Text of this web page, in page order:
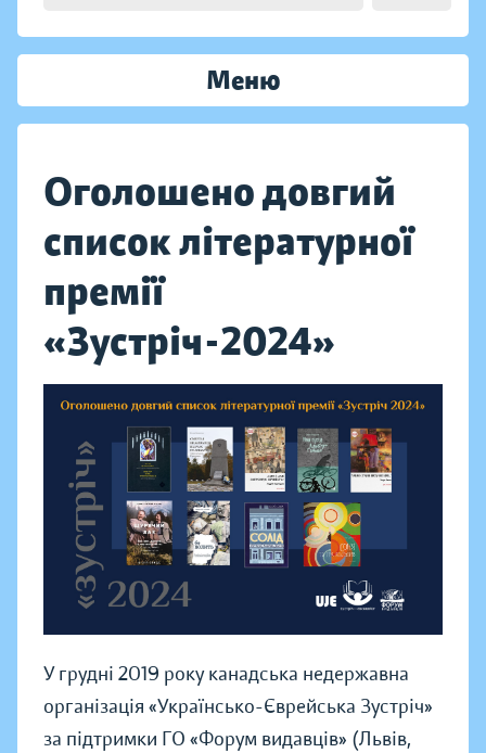
Меню
Оголошено довгий
список літературної
премії
«Зустріч-2024»
У грудні 2019 року канадська недержавна
організація «Українсько-Єврейська Зустріч»
за підтримки ГО «Форум видавців» (Львів,